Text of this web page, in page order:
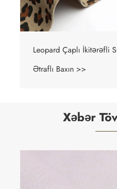
Leopard Çaplı İkitərəfli
Ətraflı Baxın >>
Xəbər
Mebel üçün PU Dəri